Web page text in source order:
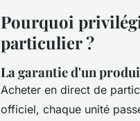
Pourquoi
particulier ?
La garantie d'un
Acheter en direct de
officiel, chaque unité